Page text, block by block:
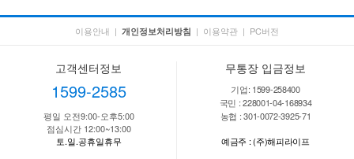
이용안내 | 개인정보처리방침 | 이용약관 | PC버전
고객센터정보
1599-2585
평일 오전9:00-오후5:00
점심시간 12:00~13:00
토.일.공휴일휴무
무통장 입금정보
기업: 1599-258400
국민 : 228001-04-168934
농협 : 301-0072-3925-71
예금주 : (주)해피라이프